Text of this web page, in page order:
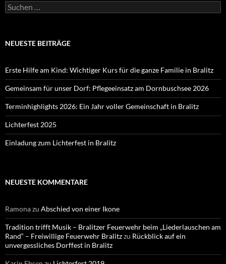
Suchen
nach:
NEUESTE BEITRÄGE
Erste Hilfe am Kind: Wichtiger Kurs für die ganze Familie in Bralitz
Gemeinsam für unser Dorf: Pflegeeinsatz am Dornbuschsee 2026
Terminhighlights 2026: Ein Jahr voller Gemeinschaft in Bralitz
Lichterfest 2025
Einladung zum Lichterfest in Bralitz
NEUESTE KOMMENTARE
Ramonazu Abschied von einer Ikone
Tradition trifft Musik – Bralitzer Feuerwehr beim „Liederlauschen am
Rand“ – Freiwillige Feuerwehr Bralitzzu Rückblick auf ein
unvergessliches Dorffest in Bralitz